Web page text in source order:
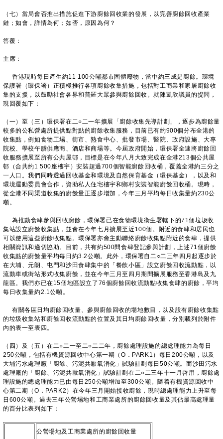
（七）當局會否推出措施促進下游廚餘回收業的發展，以完善廚餘回收產業
鏈；如會，詳情為何；如否，原因為何？
答覆：
主席：
香港現時每日產生約11 100公噸都市固體廢物，當中約三成是廚餘。環境
保護署（環保署）正積極推行各項廚餘收集措施，包括對工商業和家居廚餘收
集的支援，以鼓勵社會各界和普羅大眾參與廚餘回收。就陳凱欣議員的提問，
現回覆如下：
（一）至（三）環保署在二○二一年擴展「廚餘收集先導計劃」，逐步為廚餘量
較多的公私營處所提供點對點的廚餘收集服務，目前已有約900個分布全港的
收集點，例如食物工場、街市、熟食中心、批發市場、醫院、政府設施、大專
院校、學校午膳供應商、酒店和商場等。今屆政府開始，環保署全速將廚餘回
收服務擴展至所有公共屋邨，目標是在今年八月大致完成在全港213個公共屋
邨（合共約1 500座樓宇）安裝超過700個智能廚餘回收桶，覆蓋全港約三分之
一人口。我們同時透過回收基金和環境及自然保育基金（環保基金），以及和
環境運動委員會合作，資助私人住宅樓宇和鄉村安裝智能廚餘回收桶。現時，
從全港不同渠道收集的廚餘量正逐步增加，今年三月平均每日收集量約230公
噸。
為推動食肆參與回收廚餘，環保署已在食物環境衞生署轄下的71個垃圾收
集站設立廚餘收集點，並會在今年七月擴展至近100個。附近的食肆和居民也
可以使用這些廚餘收集點。環保署亦會主動聯絡廚餘收集點附近的食肆，提供
相關資訊和適切協助。目前，共有約500間食肆登記參與計劃，上述71個廚餘
收集點的廚餘量平均每日約3.2公噸。此外，環保署自二○二三年四月起逐步於
在大埔、元朗、屯門和沙田食肆集中的「餐飲小區」設立廚餘回收流動點，以
流動車或街站形式收集廚餘，並在今年三月至四月期間擴展服務至香港島及九
龍區。我們亦已在15個地區設立了76個廚餘回收流動點收集食肆的廚餘，平均
每日收集量約2.1公噸。
有關各區日均廚餘回收量、參與廚餘回收的場地數目，以及設有廚餘收集點
的垃圾收集站和廚餘回收流動點的位置及其日均廚餘回收量，分別載列於附件
內的表一至表四。
（四）及（五）在二○二一至二○二二年，廚餘處理設施的總處理能力為每日
250公噸，包括有機資源回收中心第一期（O．PARK1）每日200公噸，以及
大埔污水處理廠「廚餘、污泥共厭氧消化」試驗計劃每日50公噸。而沙田污水
處理廠的「廚餘、污泥共厭氧消化」試驗計劃在二○二三年十一月啓用，廚餘處
理設施的總處理能力已由每日250公噸增加至300公噸。隨着有機資源回收中
心第二期（O．PARK2）在今年三月開始接收廚餘，現時總處理能力上升至每
日600公噸。過去三年公營場地和工商業處所的廚餘回收量及其佔最高處理量
的百分比表列如下：
公營場地及工商業處所的廚餘回收量